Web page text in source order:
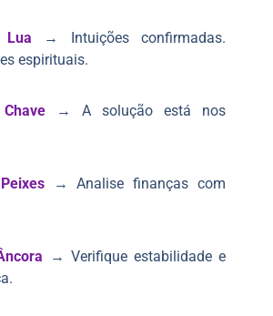
Lua
→ Intuições confirmadas.
espirituais.
Chave
→ A solução está nos
Peixes
→ Analise finanças com
→ Verifique estabilidade e